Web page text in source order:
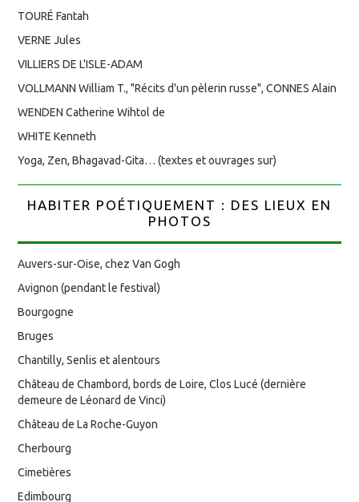
TOURÉ Fantah
VERNE Jules
VILLIERS DE L'ISLE-ADAM
VOLLMANN William T., "Récits d'un pèlerin russe", CONNES Alain
WENDEN Catherine Wihtol de
WHITE Kenneth
Yoga, Zen, Bhagavad-Gita… (textes et ouvrages sur)
HABITER POÉTIQUEMENT : DES LIEUX EN
PHOTOS
Auvers-sur-Oise, chez Van Gogh
Avignon (pendant le festival)
Bourgogne
Bruges
Chantilly, Senlis et alentours
Château de Chambord, bords de Loire, Clos Lucé (dernière
demeure de Léonard de Vinci)
Château de La Roche-Guyon
Cherbourg
Cimetières
Edimbourg